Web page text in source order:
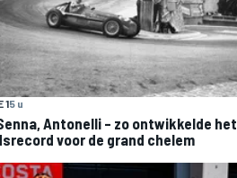
15 u
Antonelli – zo ontwikkelde het
voor de grand chelem